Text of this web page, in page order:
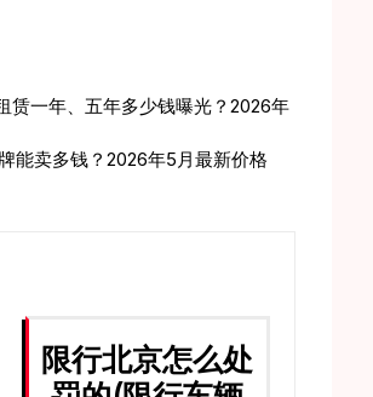
赁一年、五年多少钱曝光？2026年
能卖多钱？2026年5月最新价格
限行北京怎么处